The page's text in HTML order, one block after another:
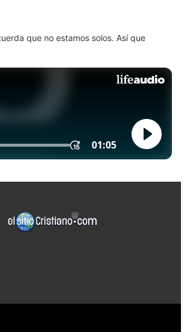
que no estamos solos. Así que